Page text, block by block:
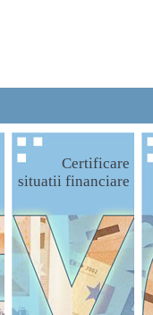
Certificare
situatii financiare